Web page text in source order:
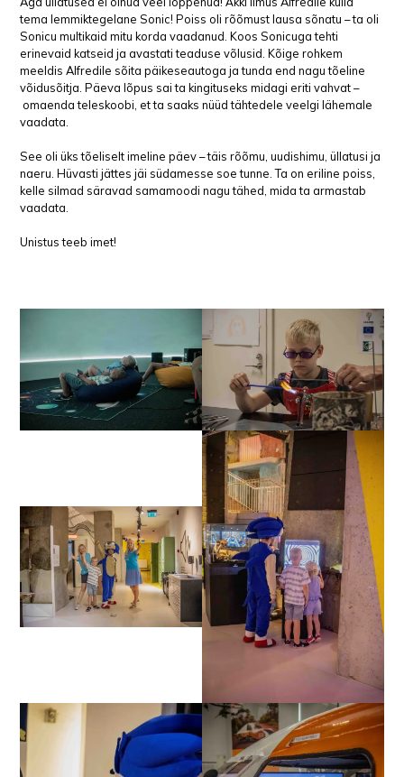
tema lemmiktegelane Sonic! Poiss oli rõõmust lausa sõnatu – ta oli
Sonicu multikaid mitu korda vaadanud. Koos Sonicuga tehti
erinevaid katseid ja avastati teaduse võlusid. Kõige rohkem
meeldis Alfredile sõita päikeseautoga ja tunda end nagu tõeline
võidusõitja. Päeva lõpus sai ta kingituseks midagi eriti vahvat –
omaenda teleskoobi, et ta saaks nüüd tähtedele veelgi lähemale
vaadata.
See oli üks tõeliselt imeline päev – täis rõõmu, uudishimu, üllatusi ja
naeru. Hüvasti jättes jäi südamesse soe tunne. Ta on eriline poiss,
kelle silmad säravad samamoodi nagu tähed, mida ta armastab
vaadata.
Unistus teeb imet!